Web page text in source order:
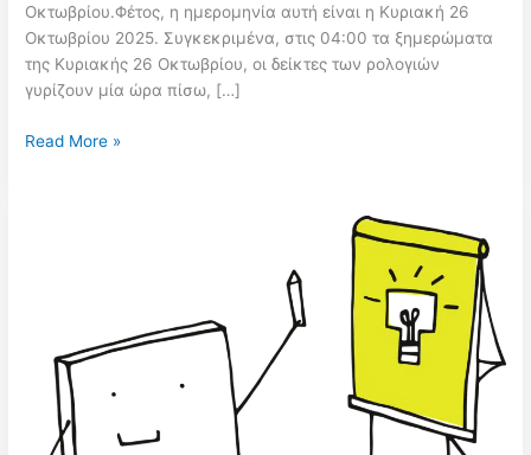
Οκτωβρίου.Φέτος, η ημερομηνία αυτή είναι η Κυριακή 26
Οκτωβρίου 2025. Συγκεκριμένα, στις 04:00 τα ξημερώματα
της Κυριακής 26 Οκτωβρίου, οι δείκτες των ρολογιών
γυρίζουν μία ώρα πίσω, […]
Αλλαγή
Read More »